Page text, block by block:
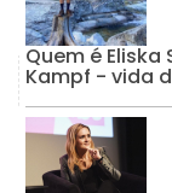
Quem é
Kampf - vida